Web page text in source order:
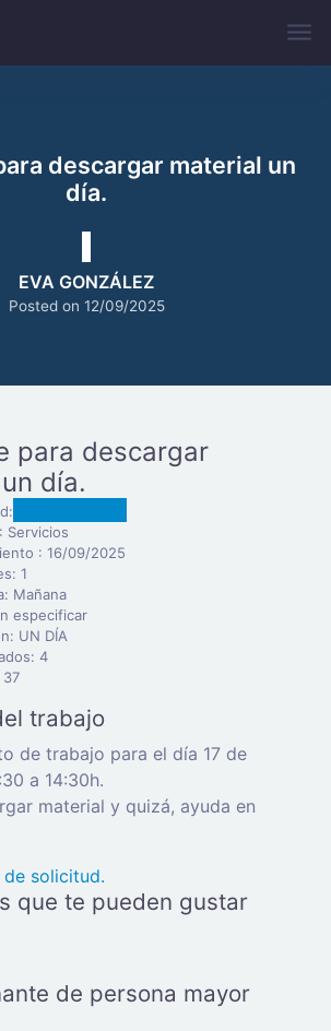
descargar material un
día.
Posted on 12/09/2025
EVA GONZÁLEZ
para descargar
día.
Servicios
: 16/09/2025
1
Mañana
especificar
UN DÍA
4
trabajo
de trabajo para el día 17 de
a 14:30h.
material y quizá, ayuda en
solicitud.
que te pueden gustar
de persona mayor